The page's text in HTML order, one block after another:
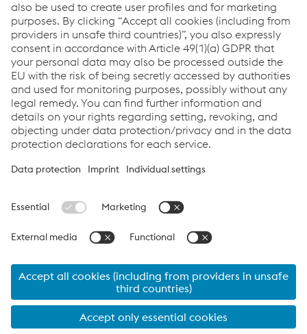
Downloads
Welding Solutions For The Nuclear Industry
PDF | 2,62 MB
Links
Assistenza e supporto
Carriera
Termini e condizioni
Code of Conduct
Protezione dei dati
Cookie settings
Language